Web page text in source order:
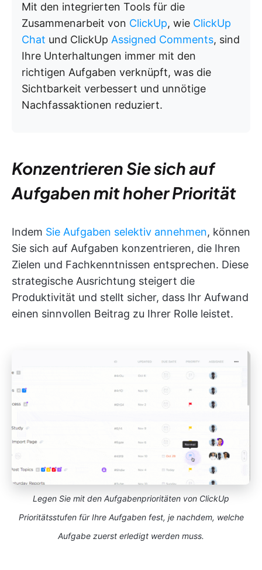
Mit den integrierten Tools für die
Zusammenarbeit von ClickUp, wie ClickUp
Chat und ClickUp Assigned Comments, sind
Ihre Unterhaltungen immer mit den
richtigen Aufgaben verknüpft, was die
Sichtbarkeit verbessert und unnötige
Nachfassaktionen reduziert.
Konzentrieren Sie sich auf
Aufgaben mit hoher Priorität
Indem Sie Aufgaben selektiv annehmen, können
Sie sich auf Aufgaben konzentrieren, die Ihren
Zielen und Fachkenntnissen entsprechen. Diese
strategische Ausrichtung steigert die
Produktivität und stellt sicher, dass Ihr Aufwand
einen sinnvollen Beitrag zu Ihrer Rolle leistet.
Legen Sie mit den Aufgabenprioritäten von ClickUp
Prioritätsstufen für Ihre Aufgaben fest, je nachdem, welche
Aufgabe zuerst erledigt werden muss.